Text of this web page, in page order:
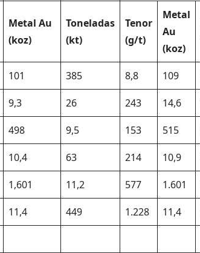
Metal Au
(koz)
Toneladas
(kt)
Tenor
(g/t)
Metal
Au
(koz)
101 385 8,8 109
9,3 26 243 14,6
498 9,5 153 515
10,4 63 214 10,9
1,601 11,2 577 1.601
11,4 449 1.228 11,4